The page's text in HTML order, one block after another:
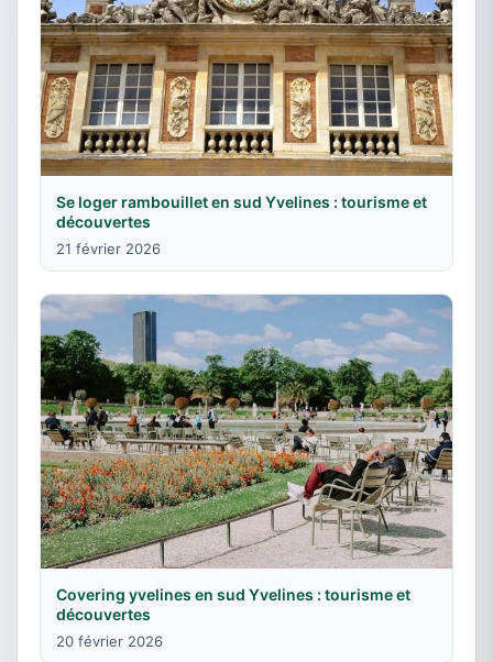
Se loger rambouillet en sud Yvelines : tourisme et
découvertes
21 février 2026
Covering yvelines en sud Yvelines : tourisme et
découvertes
20 février 2026